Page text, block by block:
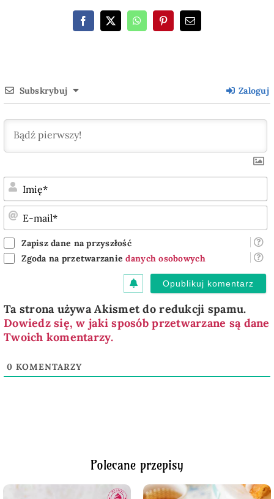
Subskrybuj Zaloguj
Zapisz dane na przyszłość
Zgoda na przetwarzaniedanych osobowych
Ta strona używa Akismet do redukcji spamu.
Dowiedz się, w jaki sposób przetwarzane są dane
Twoich komentarzy.
0 KOMENTARZY
Polecane przepisy